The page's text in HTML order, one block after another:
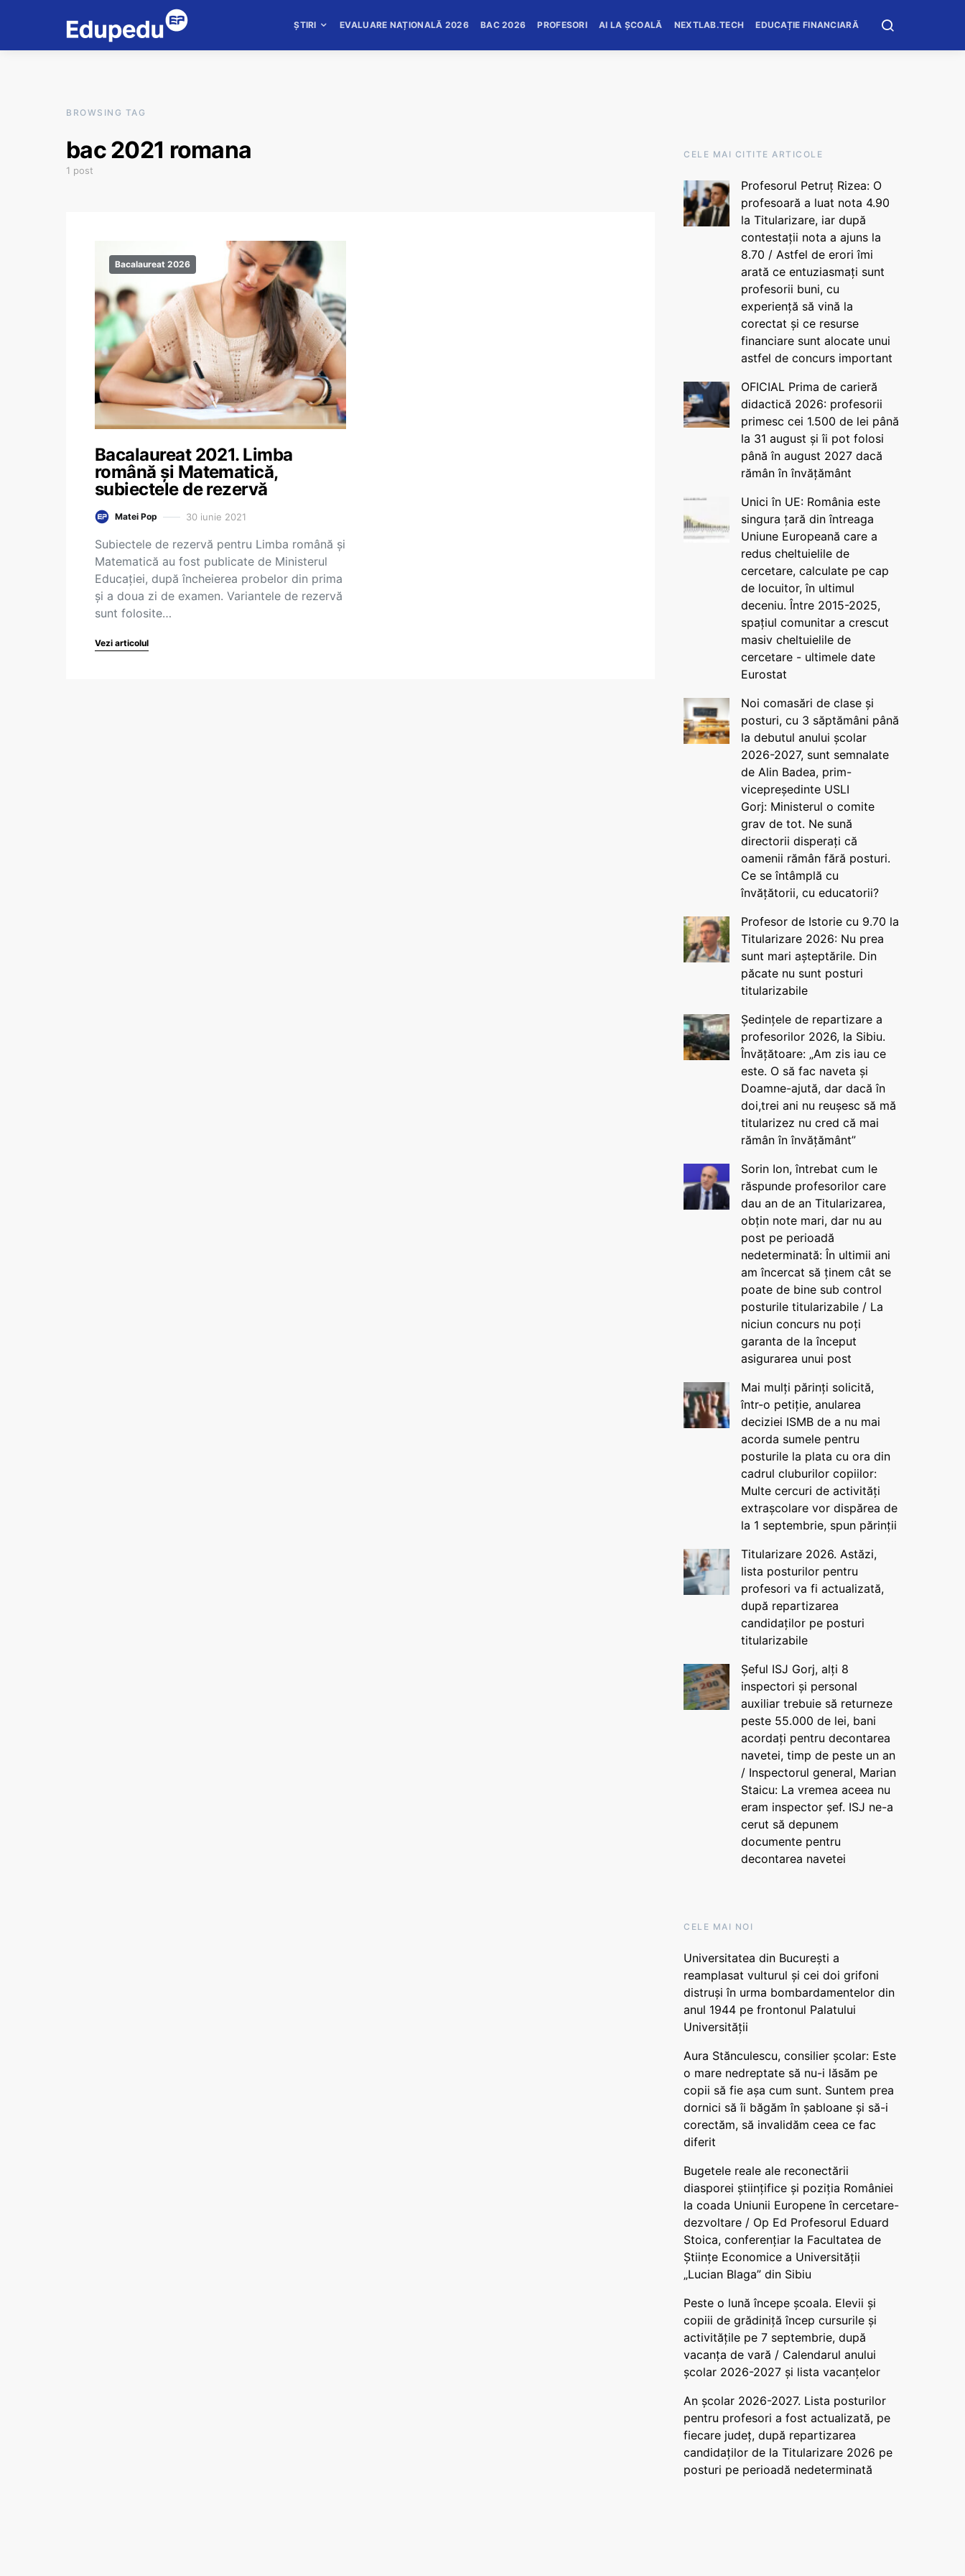
ȘTIRI EVALUARE NAȚIONALĂ 2026 BAC 2026 PROFESORI AI LA ȘCOALĂ NEXTLAB.TECH EDUCAȚIE FINANCIARĂ
BROWSING TAG
bac 2021 romana
1 post
Bacalaureat 2026
Bacalaureat 2021. Limba
română și Matematică,
subiectele de rezervă
Matei Pop 30 iunie 2021
Subiectele de rezervă pentru Limba română și
Matematică au fost publicate de Ministerul
Educației, după încheierea probelor din prima
și a doua zi de examen. Variantele de rezervă
sunt folosite…
Vezi articolul
CELE MAI CITITE ARTICOLE
Profesorul Petruț Rizea: O
profesoară a luat nota 4.90
la Titularizare, iar după
contestații nota a ajuns la
8.70 / Astfel de erori îmi
arată ce entuziasmați sunt
profesorii buni, cu
experiență să vină la
corectat și ce resurse
financiare sunt alocate unui
astfel de concurs important
OFICIAL Prima de carieră
didactică 2026: profesorii
primesc cei 1.500 de lei până
la 31 august și îi pot folosi
până în august 2027 dacă
rămân în învățământ
Unici în UE: România este
singura țară din întreaga
Uniune Europeană care a
redus cheltuielile de
cercetare, calculate pe cap
de locuitor, în ultimul
deceniu. Între 2015-2025,
spațiul comunitar a crescut
masiv cheltuielile de
cercetare - ultimele date
Eurostat
Noi comasări de clase și
posturi, cu 3 săptămâni până
la debutul anului școlar
2026-2027, sunt semnalate
de Alin Badea, prim-
vicepreședinte USLI
Gorj: Ministerul o comite
grav de tot. Ne sună
directorii disperați că
oamenii rămân fără posturi.
Ce se întâmplă cu
învățătorii, cu educatorii?
Profesor de Istorie cu 9.70 la
Titularizare 2026: Nu prea
sunt mari așteptările. Din
păcate nu sunt posturi
titularizabile
Ședințele de repartizare a
profesorilor 2026, la Sibiu.
Învățătoare: „Am zis iau ce
este. O să fac naveta și
Doamne-ajută, dar dacă în
doi,trei ani nu reușesc să mă
titularizez nu cred că mai
rămân în învățământ”
Sorin Ion, întrebat cum le
răspunde profesorilor care
dau an de an Titularizarea,
obțin note mari, dar nu au
post pe perioadă
nedeterminată: În ultimii ani
am încercat să ținem cât se
poate de bine sub control
posturile titularizabile / La
niciun concurs nu poți
garanta de la început
asigurarea unui post
Mai mulți părinți solicită,
într-o petiție, anularea
deciziei ISMB de a nu mai
acorda sumele pentru
posturile la plata cu ora din
cadrul cluburilor copiilor:
Multe cercuri de activități
extrașcolare vor dispărea de
la 1 septembrie, spun părinții
Titularizare 2026. Astăzi,
lista posturilor pentru
profesori va fi actualizată,
după repartizarea
candidaților pe posturi
titularizabile
Șeful ISJ Gorj, alți 8
inspectori și personal
auxiliar trebuie să returneze
peste 55.000 de lei, bani
acordați pentru decontarea
navetei, timp de peste un an
/ Inspectorul general, Marian
Staicu: La vremea aceea nu
eram inspector șef. ISJ ne-a
cerut să depunem
documente pentru
decontarea navetei
CELE MAI NOI
Universitatea din București a
reamplasat vulturul și cei doi grifoni
distruși în urma bombardamentelor din
anul 1944 pe frontonul Palatului
Universității
Aura Stănculescu, consilier școlar: Este
o mare nedreptate să nu-i lăsăm pe
copii să fie așa cum sunt. Suntem prea
dornici să îi băgăm în șabloane și să-i
corectăm, să invalidăm ceea ce fac
diferit
Bugetele reale ale reconectării
diasporei științifice și poziția României
la coada Uniunii Europene în cercetare-
dezvoltare / Op Ed Profesorul Eduard
Stoica, conferențiar la Facultatea de
Științe Economice a Universității
„Lucian Blaga” din Sibiu
Peste o lună începe școala. Elevii și
copiii de grădiniță încep cursurile și
activitățile pe 7 septembrie, după
vacanța de vară / Calendarul anului
școlar 2026-2027 și lista vacanțelor
An școlar 2026-2027. Lista posturilor
pentru profesori a fost actualizată, pe
fiecare județ, după repartizarea
candidaților de la Titularizare 2026 pe
posturi pe perioadă nedeterminată